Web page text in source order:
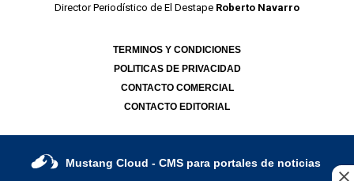
Director Periodístico de El Destape Roberto Navarro
TERMINOS Y CONDICIONES
POLITICAS DE PRIVACIDAD
CONTACTO COMERCIAL
CONTACTO EDITORIAL
Mustang Cloud - CMS para portales de noticias